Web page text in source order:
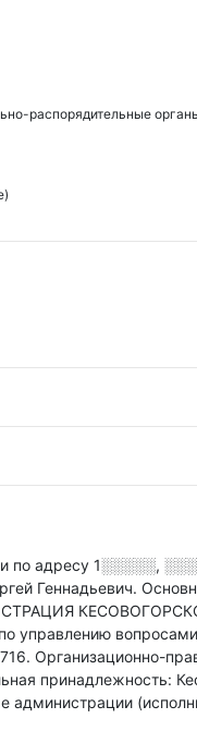
распорядительные
по адресу 1░░░░░,
Геннадьевич.
управлению
Организационно-
принадлежность:
администрации